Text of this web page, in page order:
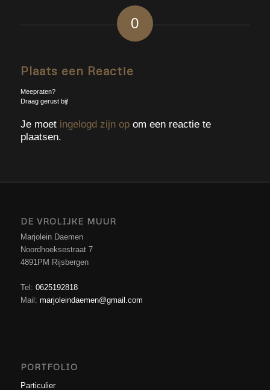
0
Plaats een Reactie
Meepraten?
Draag gerust bij!
Je moet ingelogd zijn opom een reactie te
plaatsen.
DE VROLIJKE MUUR
Marjolein Daemen
Noordhoeksestraat 7
4891PM Rijsbergen
Tel: 0625192818
Mail: marjoleindaemen@gmail.com
PORTFOLIO
Particulier